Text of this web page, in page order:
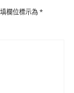
欄位標示為*